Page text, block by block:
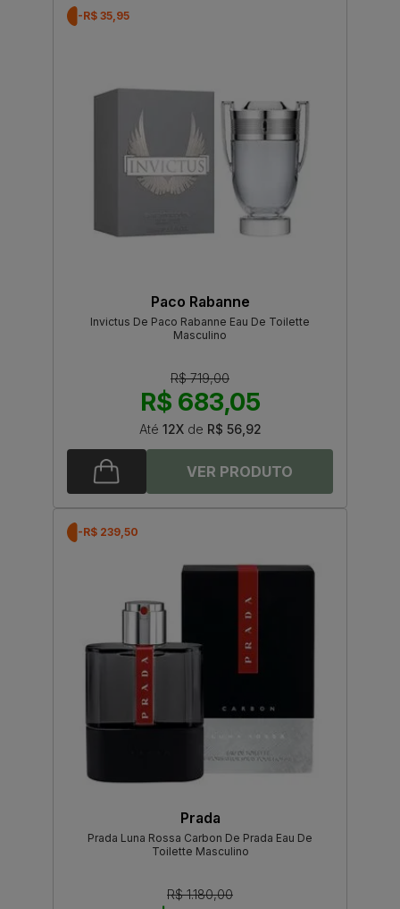
-R$ 35,95
Paco Rabanne
Invictus De Paco Rabanne Eau De Toilette
Masculino
R$ 719,00
R$ 683,05
Até 12Xde R$ 56,92
-R$ 239,50
Prada
Prada Luna Rossa Carbon De Prada Eau De
Toilette Masculino
R$ 1.180,00